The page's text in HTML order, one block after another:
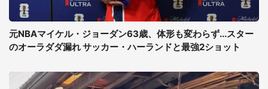
元NBAマイケル・ジョーダン63歳、体形も変わらず...スター
のオーラダダ漏れ サッカー・ハーランドと最強2ショット